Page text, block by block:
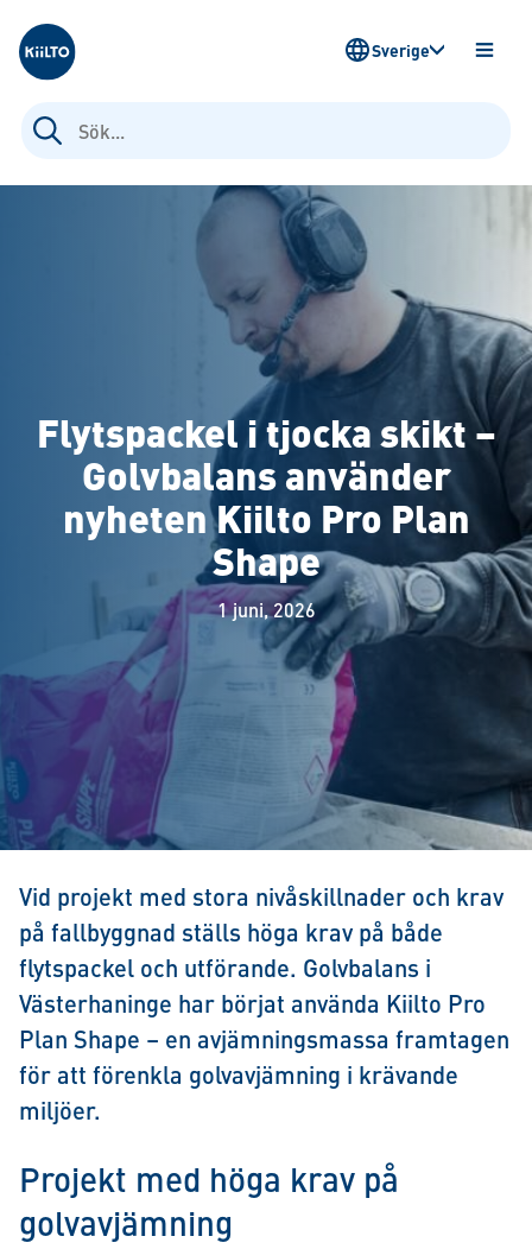
Kiilto Sweden
Sök
efter:
Sverige
Flytspackel i tjocka skikt –
Golvbalans använder
nyheten Kiilto Pro Plan
Shape
1 juni, 2026
Vid projekt med stora nivåskillnader och krav
på fallbyggnad ställs höga krav på både
flytspackel och utförande. Golvbalans i
Västerhaninge har börjat använda Kiilto Pro
Plan Shape – en avjämningsmassa framtagen
för att förenkla golvavjämning i krävande
miljöer.
Projekt med höga krav på
golvavjämning